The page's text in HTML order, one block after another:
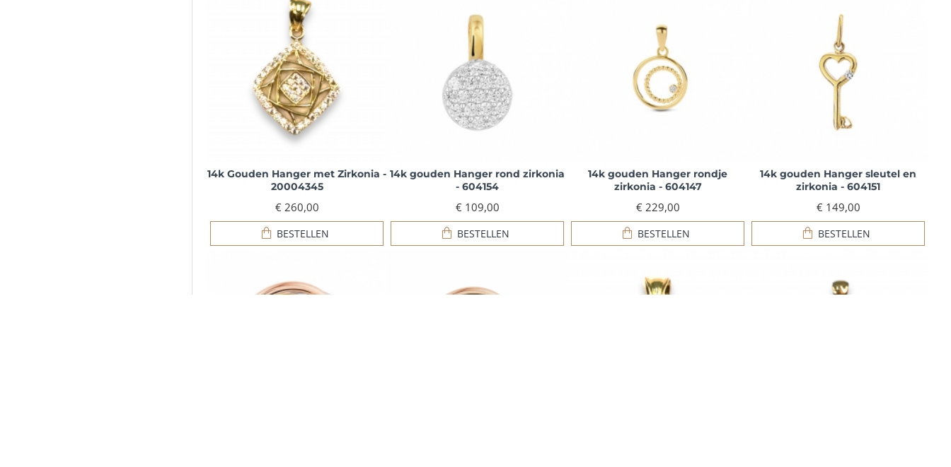
14k Gouden Hanger met Zirkonia -
20004345
€ 260,00
BESTELLEN
14k gouden Hanger rond zirkonia
- 604154
€ 109,00
BESTELLEN
14k gouden Hanger rondje
zirkonia - 604147
€ 229,00
BESTELLEN
14k gouden Hanger sleutel en
zirkonia - 604151
€ 149,00
BESTELLEN